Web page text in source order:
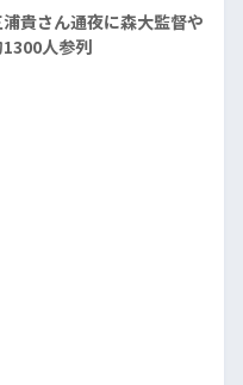
貴さん通夜に森大監督や
人参列